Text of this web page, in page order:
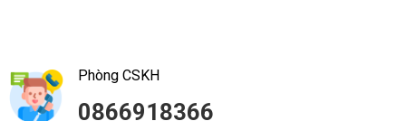
Phòng CSKH
0866918366